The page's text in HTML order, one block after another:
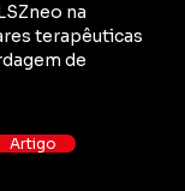
na
terapêuticas
de
Artigo